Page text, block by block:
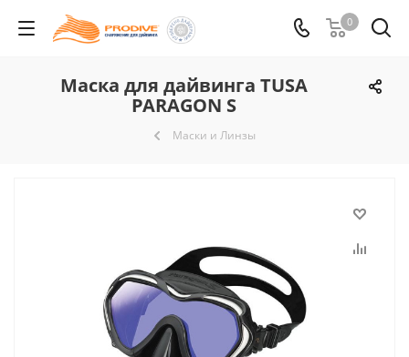
0
Маска для дайвинга TUSA
PARAGON S
Маски и Линзы